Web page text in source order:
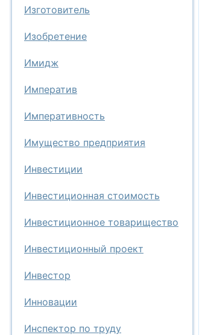
Изготовитель
Изобретение
Имидж
Императив
Императивность
Имущество предприятия
Инвестиции
Инвестиционная стоимость
Инвестиционное товарищество
Инвестиционный проект
Инвестор
Инновации
Инспектор по труду